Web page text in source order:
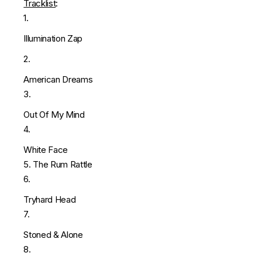
Tracklist:
1.
Illumination Zap
2.
American Dreams
3.
Out Of My Mind
4.
White Face
5. The Rum Rattle
6.
Tryhard Head
7.
Stoned & Alone
8.